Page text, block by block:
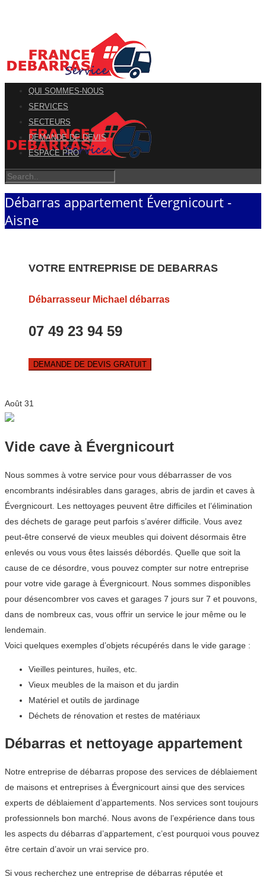
QUI SOMMES-NOUS
SERVICES
SECTEURS
DEMANDE DE DEVIS
ESPACE PRO
Débarras appartement Évergnicourt -
Aisne
VOTRE ENTREPRISE DE DEBARRAS
Débarrasseur Michael débarras
07 49 23 94 59
DEMANDE DE DEVIS GRATUIT
Août 31
Vide cave à Évergnicourt
Nous sommes à votre service pour vous débarrasser de vos
encombrants indésirables dans garages, abris de jardin et caves à
Évergnicourt. Les nettoyages peuvent être difficiles et l’élimination
des déchets de garage peut parfois s’avérer difficile. Vous avez
peut-être conservé de vieux meubles qui doivent désormais être
enlevés ou vous vous êtes laissés débordés. Quelle que soit la
cause de ce désordre, vous pouvez compter sur notre entreprise
pour votre vide garage à Évergnicourt. Nous sommes disponibles
pour désencombrer vos caves et garages 7 jours sur 7 et pouvons,
dans de nombreux cas, vous offrir un service le jour même ou le
lendemain.
Voici quelques exemples d’objets récupérés dans le vide garage :
Vieilles peintures, huiles, etc.
Vieux meubles de la maison et du jardin
Matériel et outils de jardinage
Déchets de rénovation et restes de matériaux
Débarras et nettoyage appartement
Notre entreprise de débarras propose des services de déblaiement
de maisons et entreprises à Évergnicourt ainsi que des services
experts de déblaiement d’appartements. Nos services sont toujours
professionnels bon marché. Nous avons de l’expérience dans tous
les aspects du débarras d’appartement, c’est pourquoi vous pouvez
être certain d’avoir un vrai service pro.
Si vous recherchez une entreprise de débarras réputée et